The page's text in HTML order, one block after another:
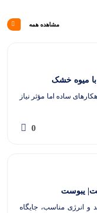
مشاهده همه
میوه خشک
ساده اما مؤثر نیاز
0
یبوست
و انرژی مناسب، جایگاه